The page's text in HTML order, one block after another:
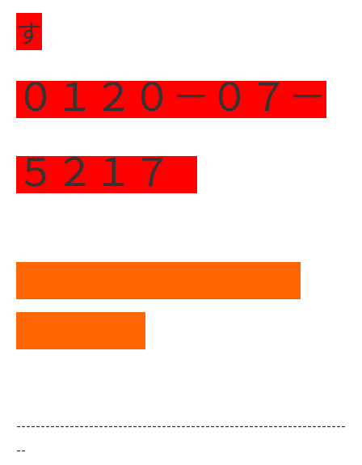
す
０１２０－０７－
５２１７
--------------------------------------------------------------------
--